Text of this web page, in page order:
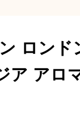
ロン
ア アロ